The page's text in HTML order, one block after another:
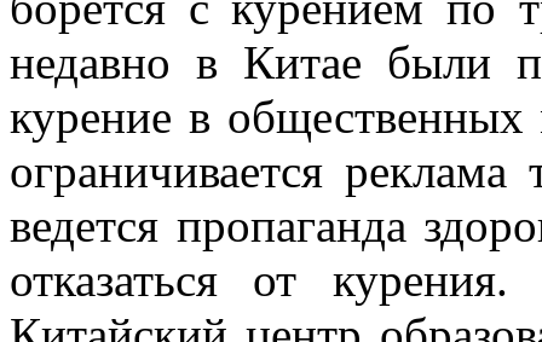
недавно в Китае были
курение в общественных
ограничивается
ведется пропаганда
отказаться от